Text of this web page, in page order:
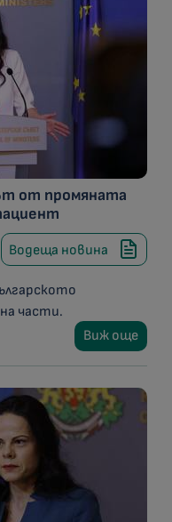
от промяната
Водеща новина
части.
Виж още